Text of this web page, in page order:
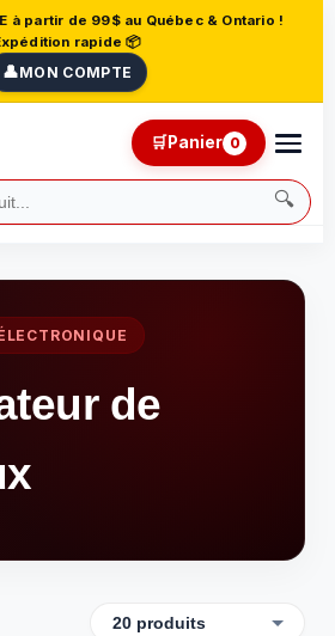
à partir de 99$ au Québec & Ontario !
rapide 📦
👤MON COMPTE
🔍
🛒Panier 0
de